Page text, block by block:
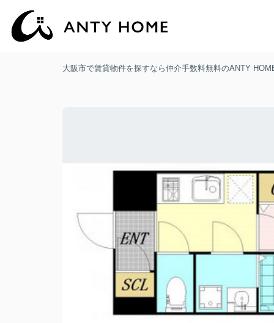
大阪市で賃貸物件を探すなら仲介手数料無料のANTY